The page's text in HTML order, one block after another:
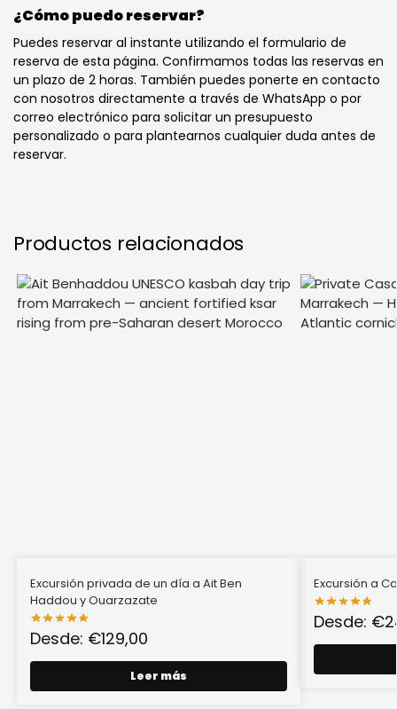
¿Cómo puedo reservar?
Puedes reservar al instante utilizando el formulario de
reserva de esta página. Confirmamos todas las reservas en
un plazo de 2 horas. También puedes ponerte en contacto
con nosotros directamente a través de WhatsApp o por
correo electrónico para solicitar un presupuesto
personalizado o para plantearnos cualquier duda antes de
reservar.
Productos relacionados
Excursión privada de un día a Ait Ben
Haddou y Ouarzazate
Desde: €129,00
Leer más
Excursión a
Desde: €